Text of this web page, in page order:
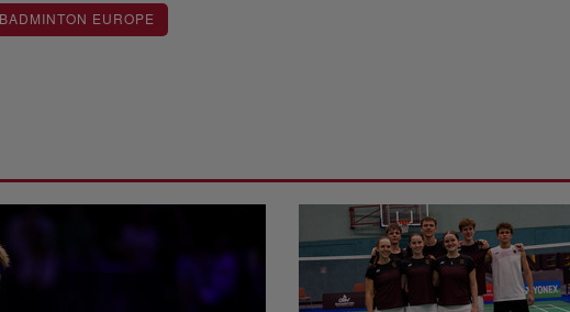
BADMINTON EUROPE